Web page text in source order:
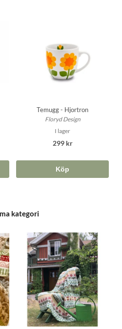
Temugg - Hjortron
Floryd Design
I lager
299 kr
Köp
kategori